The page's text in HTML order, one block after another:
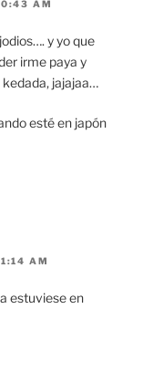
AM
y yo que
irme paya y
jajajaa…
esté en japón
AM
estuviese en